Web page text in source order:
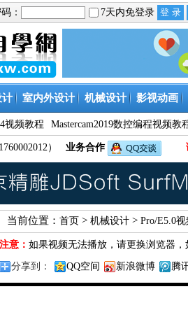
： 7天内免登录
计 室内外设计 机械设计 影视动画
视频教程 Mastercam2019数控编程视频教
） 业务合作
当前位置： 首页 > 机械设计 > Pro/E5.0
注意： 如果视频无法播放，请更换浏览器，
分享到： QQ空间 新浪微博 腾